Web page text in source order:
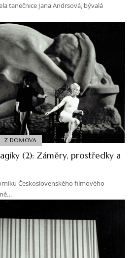
tanečnice Jana Andrsová, bývalá
Z DOMOVA
(2): Záměry, prostředky a
Československého filmového